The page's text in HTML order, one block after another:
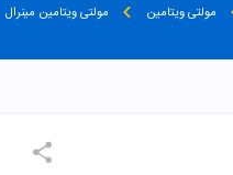
مولتی ویتامین مولتی ویتامین مینرال